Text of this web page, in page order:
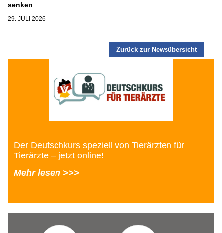
senken
29. JULI 2026
Zurück zur Newsübersicht
Der Deutschkurs speziell von Tierärzten für
Tierärzte – jetzt online!
Mehr lesen >>>